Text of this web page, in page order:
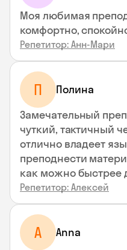
Моя любимая
комфортно,
Репетитор: Анн-Мари
П Полина
Замечательный
чуткий, тактичный
отлично владеет
преподнести
как можно быстрее
Репетитор: Алексей
A Anna